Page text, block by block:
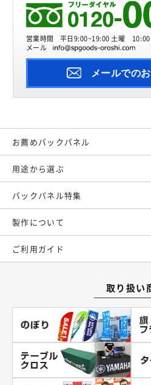
営業時間
平日9:00~19:00 土曜
メール
メールでの
お薦めバックパネル
用途から選ぶ
バックパネル特集
製作について
ご利用ガイド
取り扱い